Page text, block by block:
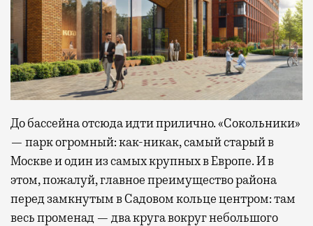
До бассейна отсюда идти прилично. «Сокольники»
— парк огромный: как-никак, самый старый в
Москве и один из самых крупных в Европе. И в
этом, пожалуй, главное преимущество района
перед замкнутым в Садовом кольце центром: там
весь променад — два круга вокруг небольшого